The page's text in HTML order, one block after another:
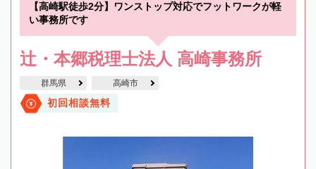
【高崎駅徒歩2分】ワンストップ対応でフットワークが軽
い事務所です
辻・本郷税理士法人 高崎事務所
群馬県 高崎市
初回相談無料